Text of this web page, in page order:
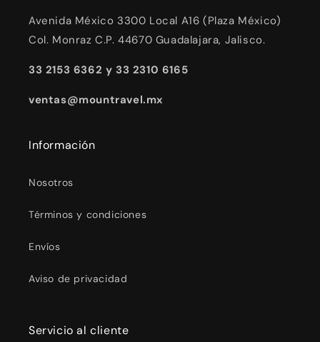
Avenida México 3300 Local A16 (Plaza México)
Col. Monraz C.P. 44670 Guadalajara, Jalisco.
33 2153 6362 y 33 2310 6165
ventas@mountravel.mx
Información
Nosotros
Términos y condiciones
Envíos
Aviso de privacidad
Servicio al cliente